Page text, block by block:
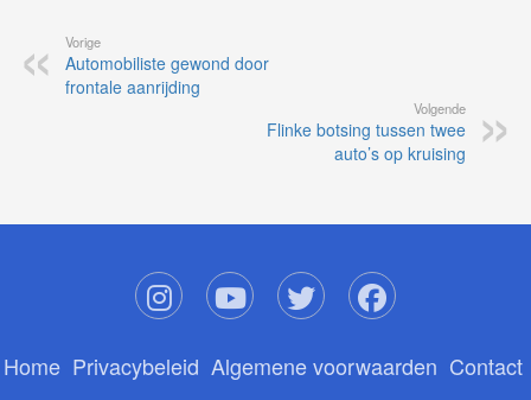
Vorige
Automobiliste gewond door
frontale aanrijding
Volgende
Flinke botsing tussen twee
auto’s op kruising
Home Privacybeleid Algemene voorwaarden Contact